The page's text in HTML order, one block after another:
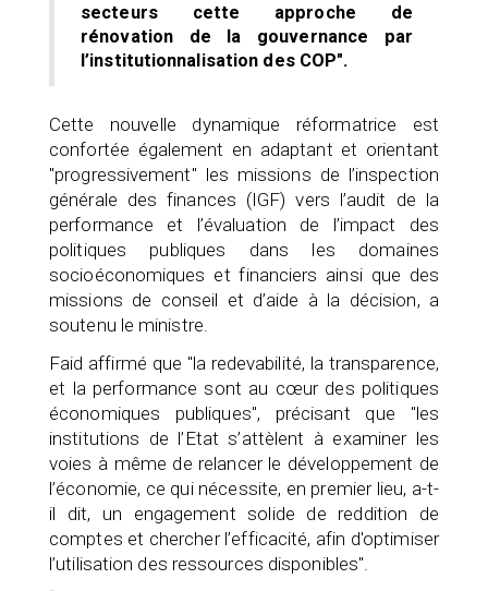
secteurs cette approche de
rénovation de la gouvernance par
l’institutionnalisation des COP".
Cette nouvelle dynamique réformatrice est
confortée également en adaptant et orientant
"progressivement" les missions de l’inspection
générale des finances (IGF) vers l’audit de la
performance et l’évaluation de l’impact des
politiques publiques dans les domaines
socioéconomiques et financiers ainsi que des
missions de conseil et d’aide à la décision, a
soutenu le ministre.
Faid affirmé que "la redevabilité, la transparence,
et la performance sont au cœur des politiques
économiques publiques", précisant que "les
institutions de l’Etat s’attèlent à examiner les
voies à même de relancer le développement de
l’économie, ce qui nécessite, en premier lieu, a-t-
il dit, un engagement solide de reddition de
comptes et chercher l’efficacité, afin d'optimiser
l’utilisation des ressources disponibles".